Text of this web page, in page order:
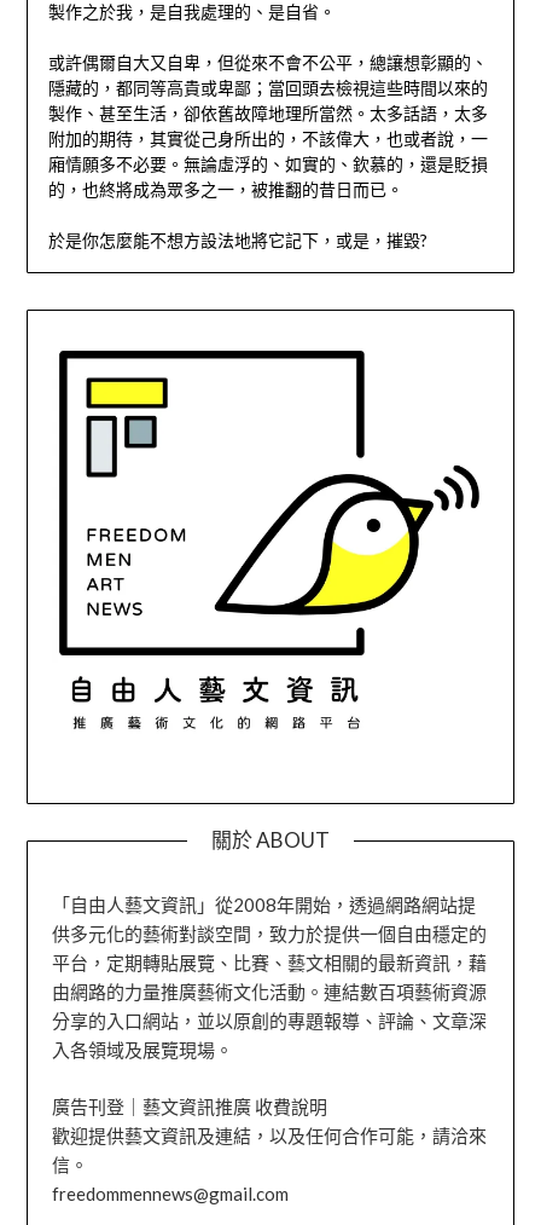
製作之於我，是自我處理的、是自省。
或許偶爾自大又自卑，但從來不會不公平，總讓想彰顯的、
隱藏的，都同等高貴或卑鄙；當回頭去檢視這些時間以來的
製作、甚至生活，卻依舊故障地理所當然。太多話語，太多
附加的期待，其實從己身所出的，不該偉大，也或者說，一
廂情願多不必要。無論虛浮的、如實的、欽慕的，還是貶損
的，也終將成為眾多之一，被推翻的昔日而已。
於是你怎麼能不想方設法地將它記下，或是，摧毀?
關於 ABOUT
「自由人藝文資訊」從2008年開始，透過網路網站提
供多元化的藝術對談空間，致力於提供一個自由穩定的
平台，定期轉貼展覽、比賽、藝文相關的最新資訊，藉
由網路的力量推廣藝術文化活動。連結數百項藝術資源
分享的入口網站，並以原創的專題報導、評論、文章深
入各領域及展覽現場。
廣告刊登｜藝文資訊推廣 收費說明
歡迎提供藝文資訊及連結，以及任何合作可能，請洽來
信。
freedommennews@gmail.com